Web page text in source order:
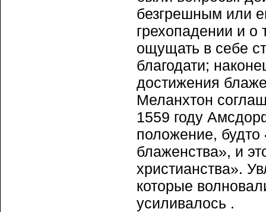
безгрешным или
грехопадении и о
ощущать в себе
благодати;
достижения
Меланхтон
1559 году
положение,
блаженства», и
христианства».
которые
усиливалось .